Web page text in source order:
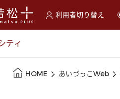
利用者切り替え
選択すると利用者の
ティ
HOME あいづっこWeb